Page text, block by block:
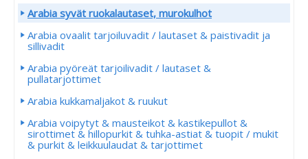
Arabia syvät ruokalautaset, murokulhot
Arabia ovaalit tarjoiluvadit / lautaset & paistivadit ja
sillivadit
Arabia pyöreät tarjoilivadit / lautaset &
pullatarjottimet
Arabia kukkamaljakot & ruukut
Arabia voipytyt & mausteikot & kastikepullot &
sirottimet & hillopurkit & tuhka-astiat & tuopit / mukit
& purkit & leikkuulaudat & tarjottimet